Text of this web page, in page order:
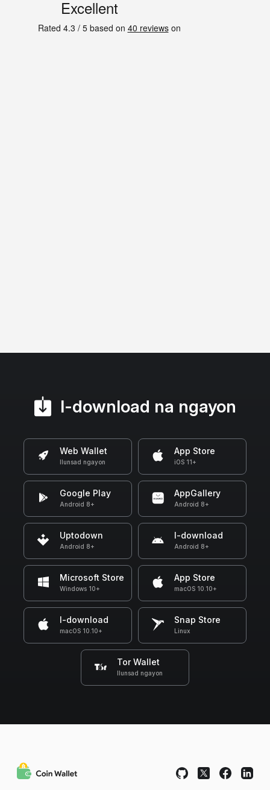
I-download na ngayon
Web Wallet
Ilunsad ngayon
App Store
iOS 11+
Google Play
Android 8+
AppGallery
Android 8+
Uptodown
Android 8+
I-download
Android 8+
Microsoft Store
Windows 10+
App Store
macOS 10.10+
I-download
macOS 10.10+
Snap Store
Linux
Tor Wallet
Ilunsad ngayon